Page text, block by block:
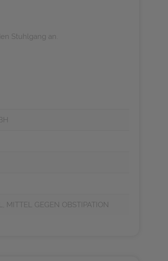
Stuhlgang an.
MITTEL GEGEN OBSTIPATION